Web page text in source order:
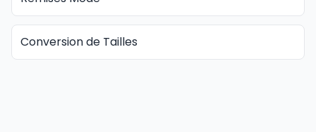
Conversion de Tailles